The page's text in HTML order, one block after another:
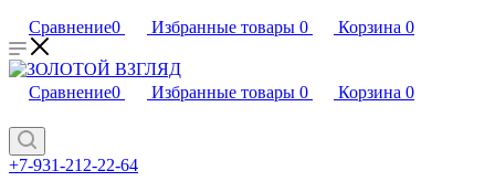
Сравнение0 Избранные товары 0 Корзина 0
Сравнение0 Избранные товары 0 Корзина 0
+7-931-212-22-64